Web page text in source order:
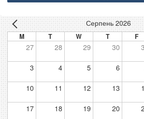
Серпень 2026
M T W T F
27 28 29 30
3 4 5 6
10 11 12 13
17 18 19 20